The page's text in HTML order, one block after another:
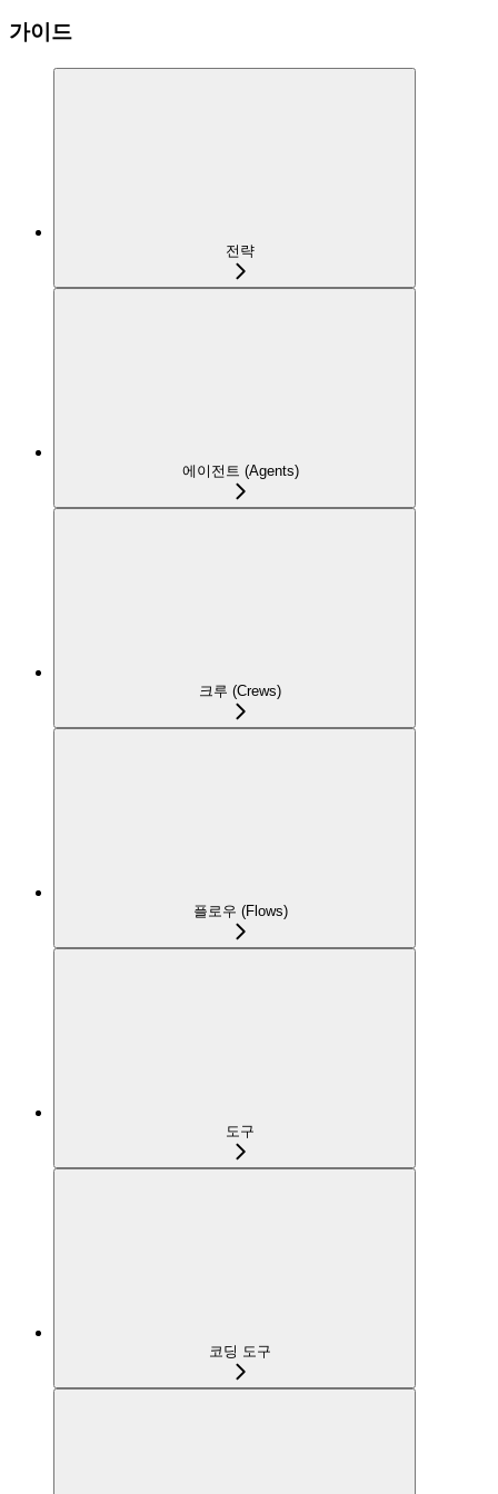
가이드
전략
에이전트 (Agents)
크루 (Crews)
플로우 (Flows)
도구
코딩 도구